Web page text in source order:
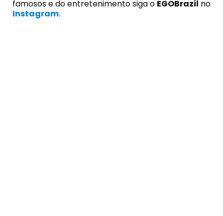
famosos e do entretenimento siga o EGOBrazil no
Instagram.